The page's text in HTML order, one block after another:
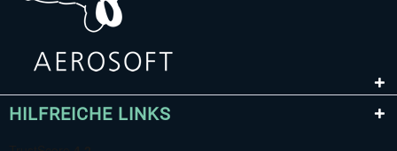
HILFREICHE LINKS